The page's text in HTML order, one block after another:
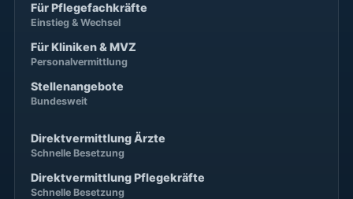
Für Pflegefachkräfte
Einstieg & Wechsel
Für Kliniken & MVZ
Personalvermittlung
Stellenangebote
Bundesweit
Direktvermittlung Ärzte
Schnelle Besetzung
Direktvermittlung Pflegekräfte
Schnelle Besetzung